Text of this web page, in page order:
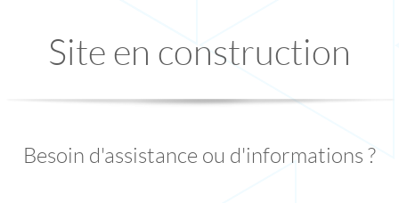
Site en construction
Besoin d'assistance ou d'informations ?